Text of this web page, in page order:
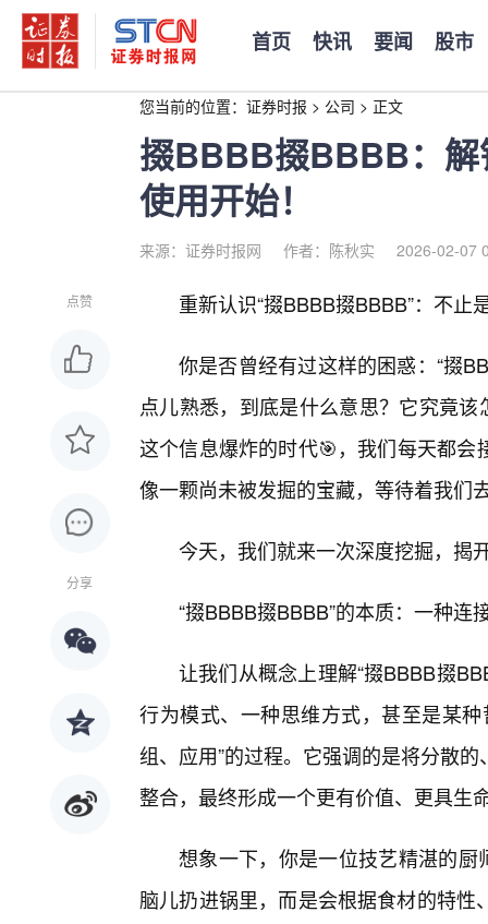
首页 快讯 要闻 股市
您当前的位置： 证券时报 > 公司 > 正文
掇BBBB掇BBBB：
使用开始！
来源：证券时报网 作者：陈秋实 2026-02-07
点赞
分享
重新认识“掇BBBB掇BBBB”：不止
你是否曾经有过这样的困惑：“掇
点儿熟悉，到底是什么意思？它究竟
这个信息爆炸的时代🎯，我们每天都会
像一颗尚未被发掘的宝藏，等待着我们
今天，我们就来一次深度挖掘，揭
“掇BBBB掇BBBB”的本质：一种连
让我们从概念上理解“掇BBBB掇
行为模式、一种思维方式，甚至是某
组、应用”的过程。它强调的是将分散
整合，最终形成一个更有价值、更具生
想象一下，你是一位技艺精湛的厨
脑儿扔进锅里，而是会根据食材的特